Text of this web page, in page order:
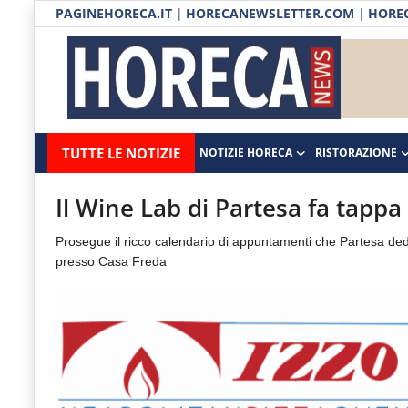
PAGINEHORECA.IT | HORECANEWSLETTER.COM |
Horecanews.it
-
Notizie
Horeca
Il
portale
Horeca
e
del
TUTTE LE NOTIZIE NOTIZIE HORECA RISTORAZIONE
Notizie HORECA
Ristorazione
Ospitalità
Distribuzione
Eventi
RUBRICHE
Il Wine Lab di Partesa fa tappa
Prosegue il ricco calendario di appuntamenti che Partesa
presso Casa Freda